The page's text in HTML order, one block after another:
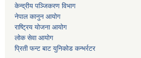
केन्द्रीय पञ्जिकरण विभाग
नेपाल कानुन आयोग
राष्ट्रिय योजना आयोग
लोक सेवा आयोग
प्रिती फन्ट बाट युनिकोड कन्भर्रटर